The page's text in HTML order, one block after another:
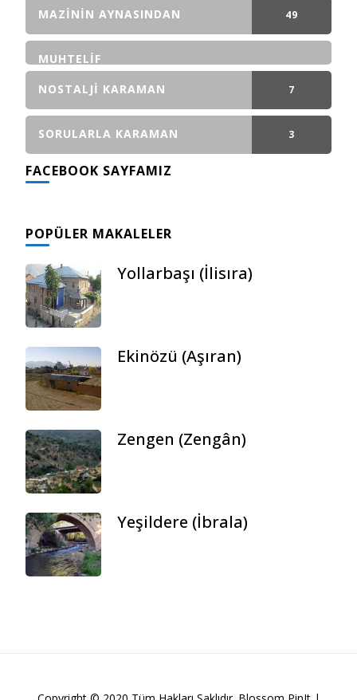
GÖNDERI(LER)
MAZININ AYNASINDAN 49
MUHTELIF
NOSTALJI KARAMAN
7
GÖNDERI(LER)
SORULARLA KARAMAN 3
FACEBOOK SAYFAMIZ
POPÜLER MAKALELER
Yollarbaşı (İlisıra)
Ekinözü (Aşıran)
Zengen (Zengân)
Yeşildere (İbrala)